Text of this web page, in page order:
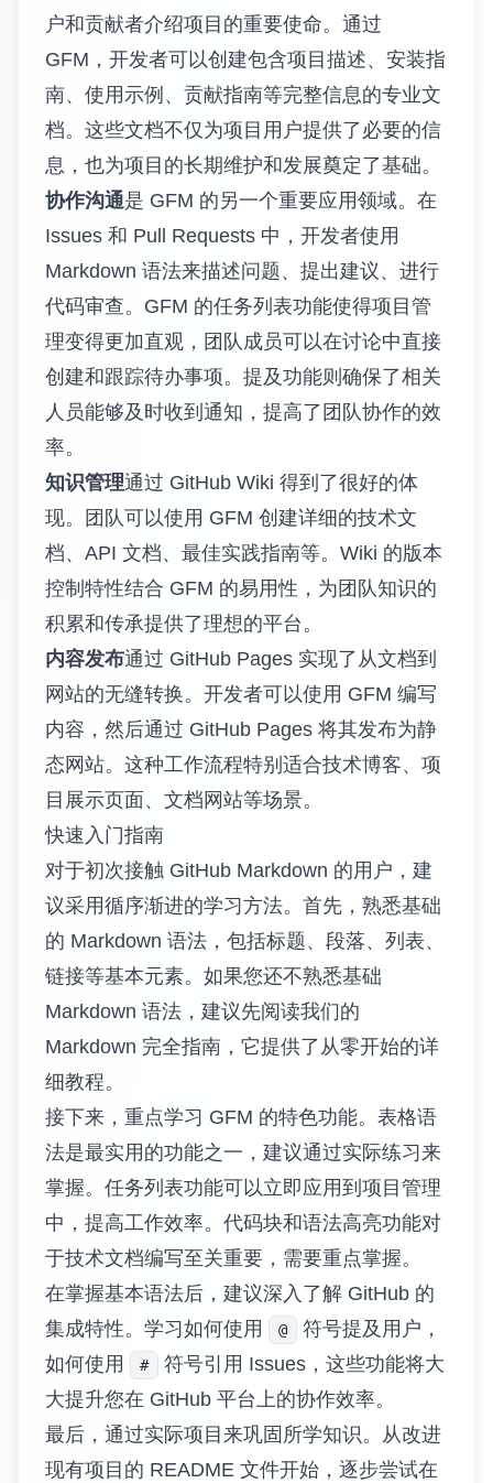
户和贡献者介绍项目的重要使命。通过
GFM，开发者可以创建包含项目描述、安装指
南、使用示例、贡献指南等完整信息的专业文
档。这些文档不仅为项目用户提供了必要的信
息，也为项目的长期维护和发展奠定了基础。
协作沟通是 GFM 的另一个重要应用领域。在
Issues 和 Pull Requests 中，开发者使用
Markdown 语法来描述问题、提出建议、进行
代码审查。GFM 的任务列表功能使得项目管
理变得更加直观，团队成员可以在讨论中直接
创建和跟踪待办事项。提及功能则确保了相关
人员能够及时收到通知，提高了团队协作的效
率。
知识管理通过 GitHub Wiki 得到了很好的体
现。团队可以使用 GFM 创建详细的技术文
档、API 文档、最佳实践指南等。Wiki 的版本
控制特性结合 GFM 的易用性，为团队知识的
积累和传承提供了理想的平台。
内容发布通过 GitHub Pages 实现了从文档到
网站的无缝转换。开发者可以使用 GFM 编写
内容，然后通过 GitHub Pages 将其发布为静
态网站。这种工作流程特别适合技术博客、项
目展示页面、文档网站等场景。
快速入门指南
对于初次接触 GitHub Markdown 的用户，建
议采用循序渐进的学习方法。首先，熟悉基础
的 Markdown 语法，包括标题、段落、列表、
链接等基本元素。如果您还不熟悉基础
Markdown 语法，建议先阅读我们的
Markdown 完全指南 ，它提供了从零开始的详
细教程。
接下来，重点学习 GFM 的特色功能。表格语
法是最实用的功能之一，建议通过实际练习来
掌握。任务列表功能可以立即应用到项目管理
中，提高工作效率。代码块和语法高亮功能对
于技术文档编写至关重要，需要重点掌握。
在掌握基本语法后，建议深入了解 GitHub 的
集成特性。学习如何使用
@
符号提及用户，
如何使用
#
符号引用 Issues，这些功能将大
大提升您在 GitHub 平台上的协作效率。
最后，通过实际项目来巩固所学知识。从改进
现有项目的 README 文件开始，逐步尝试在